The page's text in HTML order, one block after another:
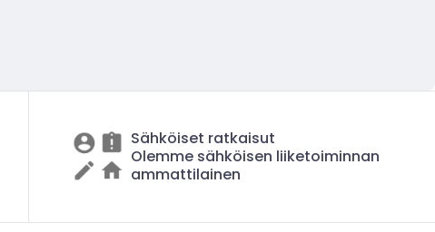
Sähköiset ratkaisut
Olemme sähköisen liiketoiminnan
ammattilainen